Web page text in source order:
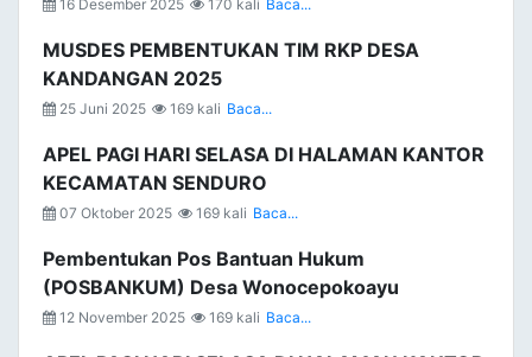
16 Desember 2025 170 kali Baca...
MUSDES PEMBENTUKAN TIM RKP DESA
KANDANGAN 2025
25 Juni 2025 169 kali Baca...
APEL PAGI HARI SELASA DI HALAMAN KANTOR
KECAMATAN SENDURO
07 Oktober 2025 169 kali Baca...
Pembentukan Pos Bantuan Hukum
(POSBANKUM) Desa Wonocepokoayu
12 November 2025 169 kali Baca...